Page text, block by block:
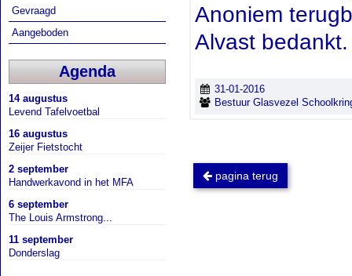
Gevraagd
Aangeboden
Agenda
14 augustus
Levend Tafelvoetbal
16 augustus
Zeijer Fietstocht
2 september
Handwerkavond in het MFA
6 september
The Louis Armstrong...
11 september
Donderslag
Anoniem
Alvast bedankt.
31-01-2016
Bestuur Glasvezel
pagina terug